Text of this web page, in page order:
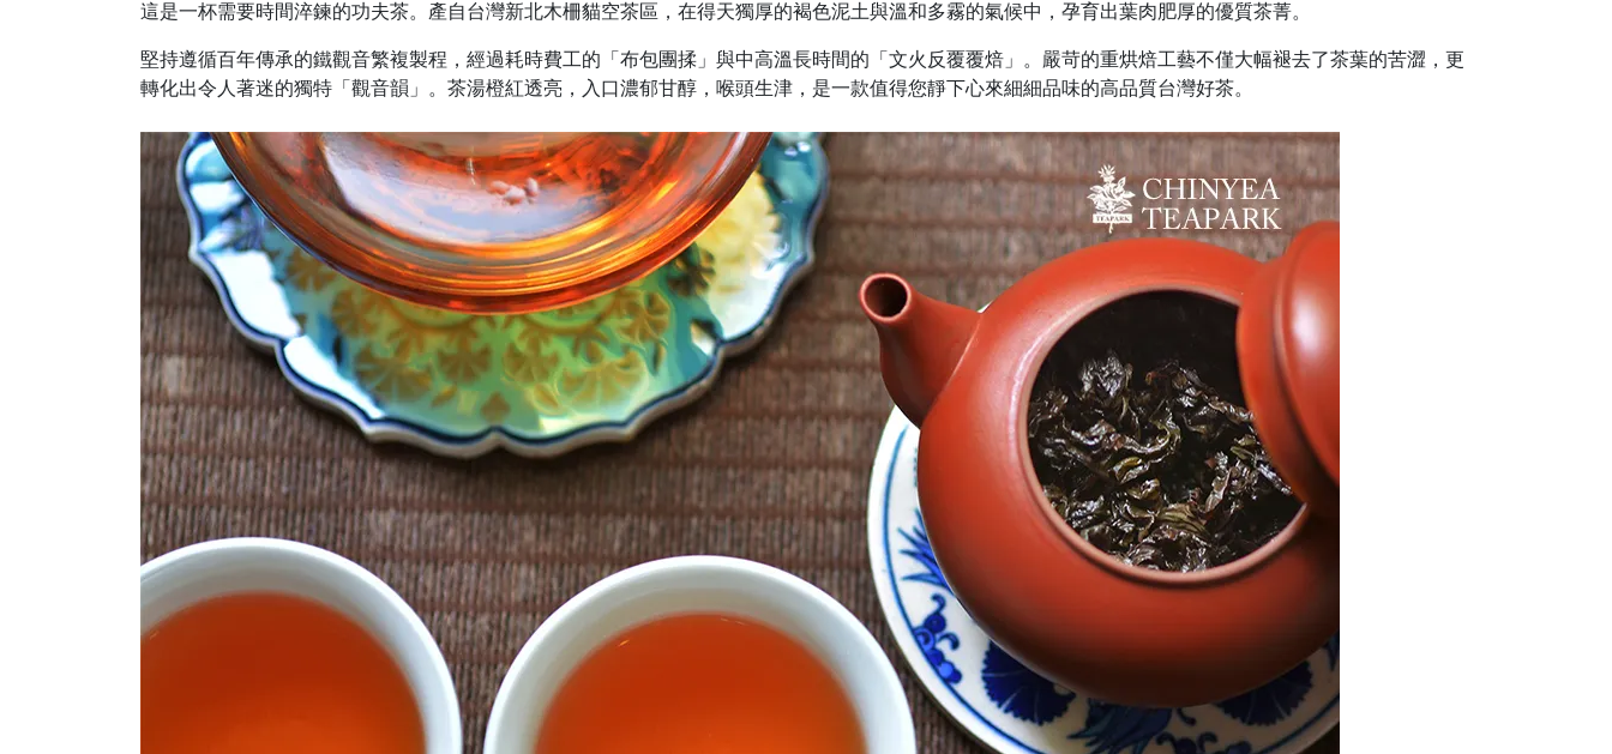
這是一杯需要時間淬鍊的功夫茶。產自台灣新北木柵貓空茶區，在得天獨厚的褐色泥土與溫和多霧的氣候中，孕育出葉肉肥厚的優質茶菁。
堅持遵循百年傳承的鐵觀音繁複製程，經過耗時費工的「布包團揉」與中高溫長時間的「文火反覆覆焙」。嚴苛的重烘焙工藝不僅大幅褪去了茶葉的苦澀，更
轉化出令人著迷的獨特「觀音韻」。茶湯橙紅透亮，入口濃郁甘醇，喉頭生津，是一款值得您靜下心來細細品味的高品質台灣好茶。